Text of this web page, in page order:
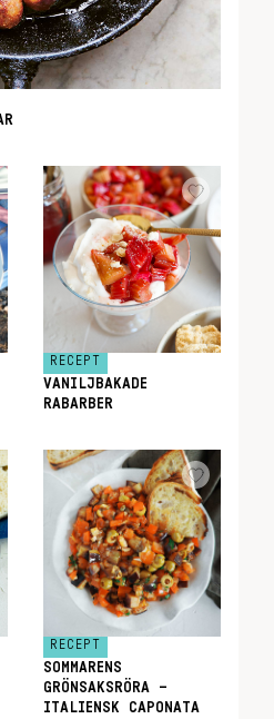
RECEPT
VANILJBAKADE
RABARBER
RECEPT
SOMMARENS
GRÖNSAKSRÖRA –
ITALIENSK CAPONATA